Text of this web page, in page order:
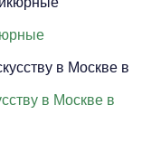
в Москве в